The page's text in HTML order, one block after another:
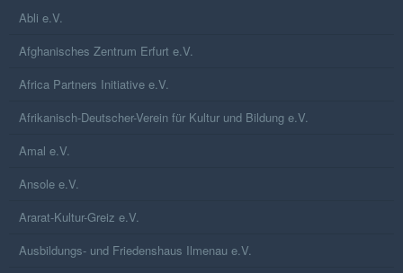
Abli e.V.
Afghanisches Zentrum Erfurt e.V.
Africa Partners Initiative e.V.
Afrikanisch-Deutscher-Verein für Kultur und Bildung e.V.
Amal e.V.
Ansole e.V.
Ararat-Kultur-Greiz e.V.
Ausbildungs- und Friedenshaus Ilmenau e.V.